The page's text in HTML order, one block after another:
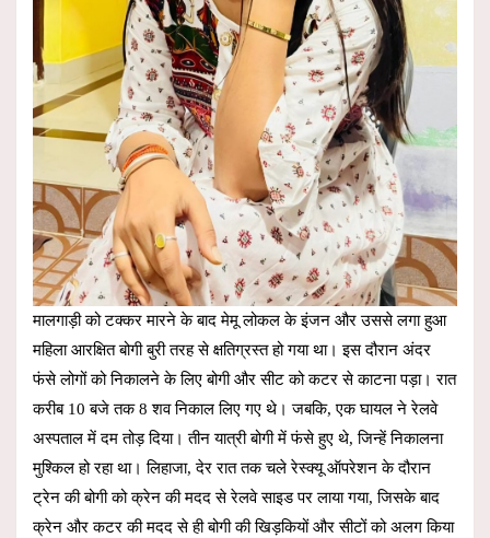
मालगाड़ी को टक्कर मारने के बाद मेमू लोकल के इंजन और उससे लगा हुआ
महिला आरक्षित बोगी बुरी तरह से क्षतिग्रस्त हो गया था। इस दौरान अंदर
फंसे लोगों को निकालने के लिए बोगी और सीट को कटर से काटना पड़ा। रात
करीब 10 बजे तक 8 शव निकाल लिए गए थे। जबकि, एक घायल ने रेलवे
अस्पताल में दम तोड़ दिया। तीन यात्री बोगी में फंसे हुए थे, जिन्हें निकालना
मुश्किल हो रहा था। लिहाजा, देर रात तक चले रेस्क्यू ऑपरेशन के दौरान
ट्रेन की बोगी को क्रेन की मदद से रेलवे साइड पर लाया गया, जिसके बाद
क्रेन और कटर की मदद से ही बोगी की खिड़कियों और सीटों को अलग किया